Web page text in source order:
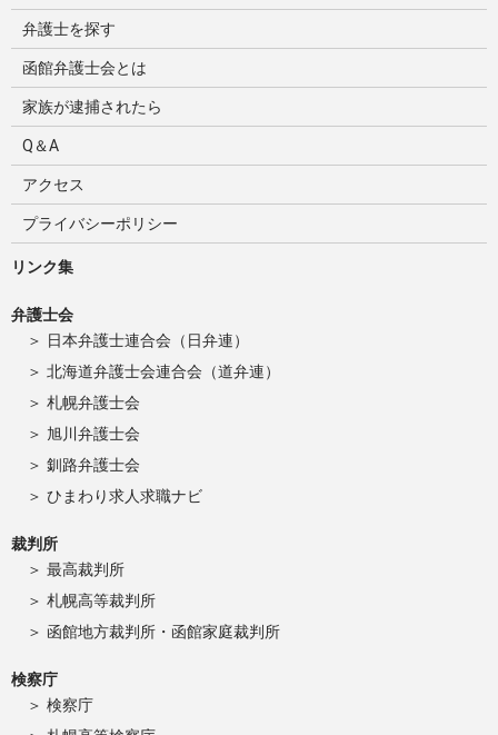
弁護士を探す
函館弁護士会とは
家族が逮捕されたら
Q＆A
アクセス
プライバシーポリシー
リンク集
弁護士会
日本弁護士連合会（日弁連）
北海道弁護士会連合会（道弁連）
札幌弁護士会
旭川弁護士会
釧路弁護士会
ひまわり求人求職ナビ
裁判所
最高裁判所
札幌高等裁判所
函館地方裁判所・函館家庭裁判所
検察庁
検察庁